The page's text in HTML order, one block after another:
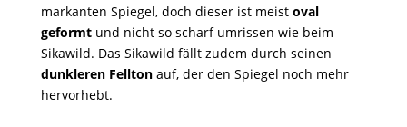
markanten Spiegel, doch dieser ist meist oval
geformtund nicht so scharf umrissen wie beim
Sikawild. Das Sikawild fällt zudem durch seinen
dunkleren Felltonauf, der den Spiegel noch mehr
hervorhebt.